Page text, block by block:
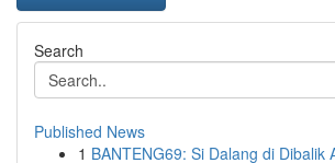
Search
Published News
1 BANTENG69: Si Dalang di Dibalik